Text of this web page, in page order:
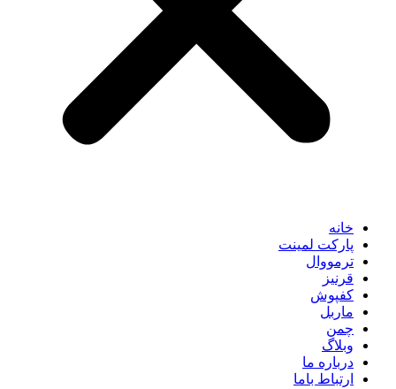
خانه
پارکت لمینت
ترمووال
قرنیز
کفپوش
ماربل
چمن
وبلاگ
درباره ما
ارتباط باما